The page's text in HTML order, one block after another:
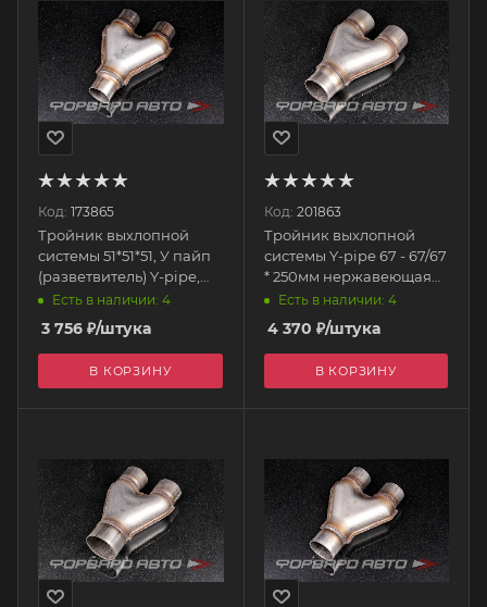
Код: 173865
Тройник выхлопной
системы 51*51*51, У пайп
(разветвитель) Y-pipe,
нерж. Y5151 FORTLUFT
Есть в наличии: 4
3 756 ₽/штука
В КОРЗИНУ
Код: 201863
Тройник выхлопной
системы Y-pipe 67 - 67/67
* 250мм нержавеющая
сталь EPEXY2210Y
Есть в наличии: 4
4 370 ₽/штука
В КОРЗИНУ